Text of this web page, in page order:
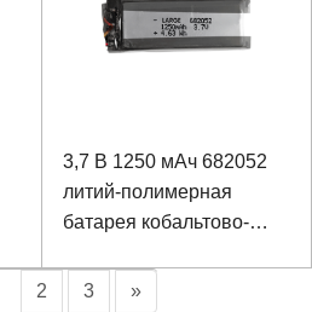
3,7 В 1250 мАч 682052
литий-полимерная
батарея кобальтово-
лития
2 3 »